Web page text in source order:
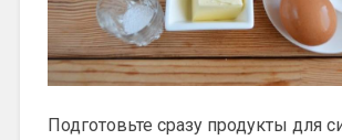
Подготовьте сразу продукты для